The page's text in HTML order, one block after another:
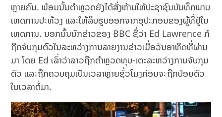
ຫຼາຍຄົນ. ພ້ອມນັ້ນຕໍາຫຼວດຍັງໄດ້ສັ່ງຫ້າມໃຫ້ປະຊາຊົນບັນທຶກພາບ
ເຫດການປະທ້ວງ ແລະໃຫ້ລຶບຮູບອອກຈາກອຸປະກອນຂອງຜູ້ທີ່ຢູ່ໃນ
ເຫດການ. ນອກນັ້ນນັກຂ່າວຂອງ BBC ຊື່ວ່າ Ed Lawrence ກໍ
ຖືກຈັບກຸມຕົວໃນລະຫວ່າງການລາຍງານຂ່າວເມື່ອວັນອາທິດທີ່ຜ່ານ
ມາ ໂດຍ Ed ເລົ່າວ່າລາວຖືກຕໍາຫຼວດທຸບ-ເຕະລະຫວ່າງການຈັບກຸມ
ຕົວ ແລະຖືກຄວບຄຸມເປັນເວລາຫຼາຍຊົ່ວໂມງກ່ອນຈະຖືກປ່ອຍຕົວ
ໃນເວລາຕໍ່ມາ.